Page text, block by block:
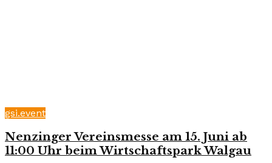
gsi.event
Nenzinger Vereinsmesse am 15. Juni ab
11:00 Uhr beim Wirtschaftspark Walgau